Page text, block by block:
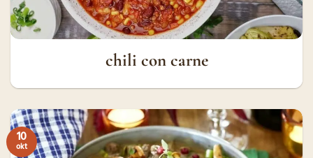
chili con carne
10
okt